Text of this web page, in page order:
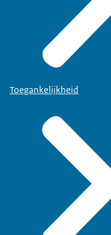
Toegankelijkheid